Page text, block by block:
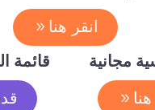
انقر هنا
مجانية
قائمة